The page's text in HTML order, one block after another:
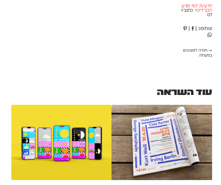
יודע/ת למי מגיע
הקרדיט? כתוב/י
לנו
שתפו: |
→ חזרה לפונטים
בפעולה
עוד השראה